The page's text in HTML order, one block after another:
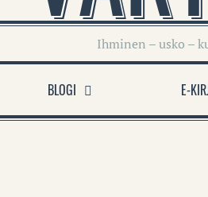
Ihminen – usko –
BLOGI E-